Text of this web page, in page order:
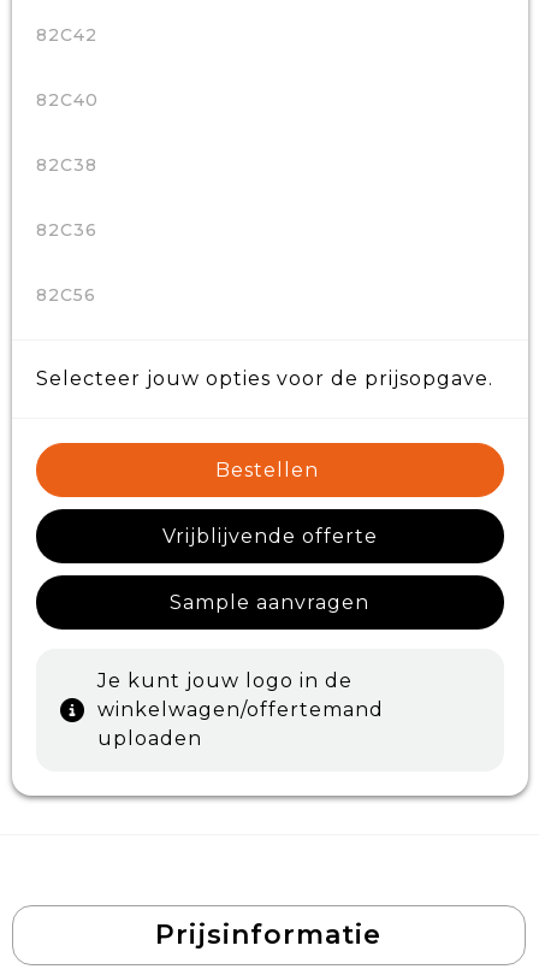
82C42
82C40
82C38
82C36
82C56
Selecteer jouw opties voor de prijsopgave.
Bestellen
Vrijblijvende offerte
Sample aanvragen
Je kunt jouw logo in de
winkelwagen/offertemand
uploaden
Prijsinformatie